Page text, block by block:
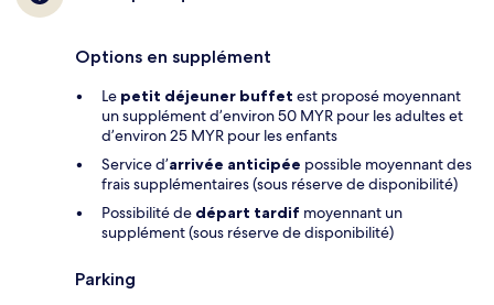
Options en supplément
Le petit déjeuner buffet est proposé moyennant
un supplément d’environ 50 MYR pour les adultes et
d’environ 25 MYR pour les enfants
Service d’arrivée anticipée possible moyennant des
frais supplémentaires (sous réserve de disponibilité)
Possibilité de départ tardif moyennant un
supplément (sous réserve de disponibilité)
Parking